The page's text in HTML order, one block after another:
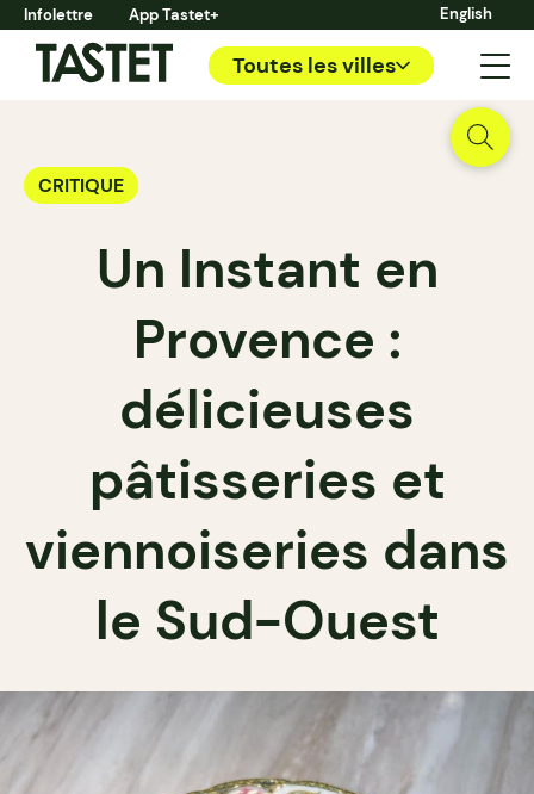
Infolettre App Tastet+ English
Toutes les villes
CRITIQUE
Un Instant en
Provence :
délicieuses
pâtisseries et
viennoiseries dans
le Sud-Ouest